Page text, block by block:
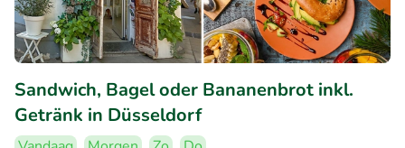
Sandwich, Bagel oder Bananenbrot inkl.
Getränk in Düsseldorf